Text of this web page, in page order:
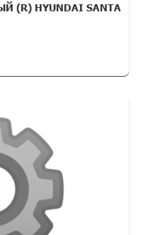
HYUNDAI SANTA